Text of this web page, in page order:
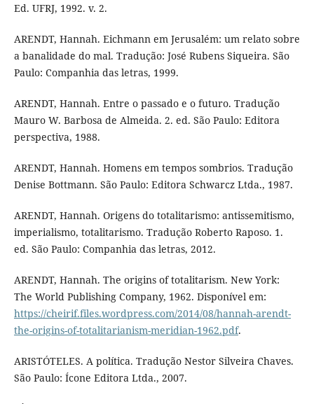
Ed. UFRJ, 1992. v. 2.
ARENDT, Hannah. Eichmann em Jerusalém: um relato sobre
a banalidade do mal. Tradução: José Rubens Siqueira. São
Paulo: Companhia das letras, 1999.
ARENDT, Hannah. Entre o passado e o futuro. Tradução
Mauro W. Barbosa de Almeida. 2. ed. São Paulo: Editora
perspectiva, 1988.
ARENDT, Hannah. Homens em tempos sombrios. Tradução
Denise Bottmann. São Paulo: Editora Schwarcz Ltda., 1987.
ARENDT, Hannah. Origens do totalitarismo: antissemitismo,
imperialismo, totalitarismo. Tradução Roberto Raposo. 1.
ed. São Paulo: Companhia das letras, 2012.
ARENDT, Hannah. The origins of totalitarism. New York:
The World Publishing Company, 1962. Disponível em:
https://cheirif.files.wordpress.com/2014/08/hannah-arendt-
the-origins-of-totalitarianism-meridian-1962.pdf.
ARISTÓTELES. A política. Tradução Nestor Silveira Chaves.
São Paulo: Ícone Editora Ltda., 2007.